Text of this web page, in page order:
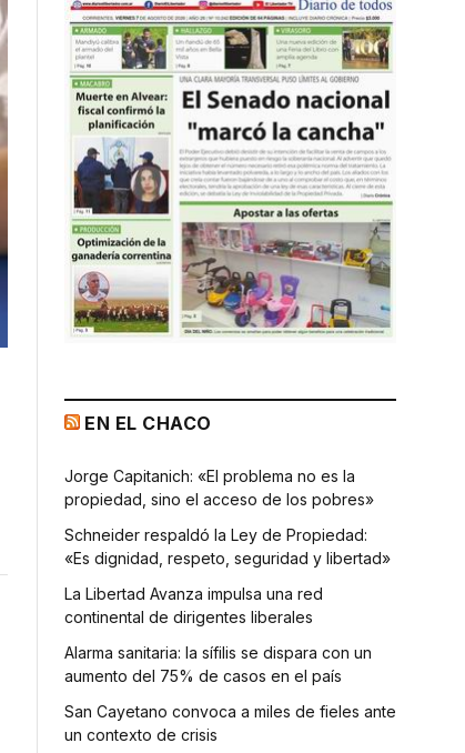
EN EL CHACO
Jorge Capitanich: «El problema no es la
propiedad, sino el acceso de los pobres»
Schneider respaldó la Ley de Propiedad:
«Es dignidad, respeto, seguridad y libertad»
La Libertad Avanza impulsa una red
continental de dirigentes liberales
Alarma sanitaria: la sífilis se dispara con un
aumento del 75% de casos en el país
San Cayetano convoca a miles de fieles ante
un contexto de crisis